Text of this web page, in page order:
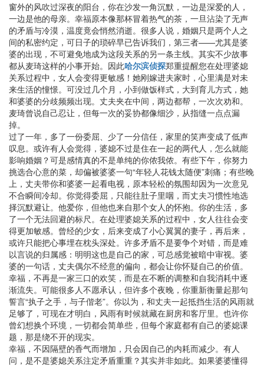
窗外的风吹过深夜的阳台，你在沙发一角沉默，一边是深爱的人，
一边是他的母亲。幸福原本像那杯冒着热气的茶，一旦沾染了无声
的矛盾与冷漠，温度竟会悄然消逝。很多人说，婚姻只是两个人之
间的私密约定，可日子的琐碎早已告诉我们，第三者——尤其是婆
婆的出现，不可避免地成为这段关系的另一条主线。其实不少故事
都从麦琦这样的小事开始。因此哈尔滨侦探郑重提醒您在处理婆媳
关系过程中，女人会变得更敏感！她刚嫁进夫家时，心里满是对未
来生活的憧憬。可没过几个月，小到做饭样式，大到育儿方式，她
和婆婆的分歧频频出现。丈夫夹在中间，两边都帮，一次次劝和。
麦琦曾说自己忍让，但每一次的妥协都像细沙，从指缝一点点漏
掉。
过了一年，多了一份委屈、少了一分信任，家里的笑声变成了低声
叹息。或许有人会觉得，婆媳不过是住在一起的两代人，怎么就能
影响婚姻？可是感情真的不是单纯的你侬我侬。有些下午，你努力
挑选合心意的菜，却偏被婆婆一句“年轻人花钱太随便”刺痛；有些晚
上，丈夫带你和婆婆一起看电视，原本轻松的氛围却因为一次意见
不合瞬间冷却。你觉得委屈，只能往肚子里咽，而丈夫习惯性地选
择沉默避让。他爱你，但他也来自那个女人的怀抱。你的生活，多
了一个无法回避的标尺。在处理婆媳关系的过程中，女人往往会变
得更加敏感。曾经的少女，后来变成了小心翼翼的妻子，再后来，
或许只能把心事埋在枕头深处。许多矛盾不是要争个对错，而是难
以言说的归属感：明明这也是自己的家，可总感觉被暗中审视。婆
婆的一句话，丈夫偶尔不经意的偏向，都会让你怀疑自己的价值。
幸福，不再是一家三口的欢笑，而是在不断的调整和自我消耗中逐
渐流失。可能很多人不愿承认，但许多个夜晚，你重新衡量起那句
誓言“执子之手，与子偕老”。你以为，和丈夫一起抵挡生活的风雨就
足够了，可现在才明白，风雨有时候就藏在厨房和客厅里。也许你
曾幻想换个环境，一切都会简单些，但每个家庭都有自己的婆媳课
题，那是绕不开的现实。
幸福，不因隔壁的香气而增加，只会因自己的内耗而减少。有人
问，是不是婆媳关系注定矛盾重重？其实并非如此。如果婆婆懂得